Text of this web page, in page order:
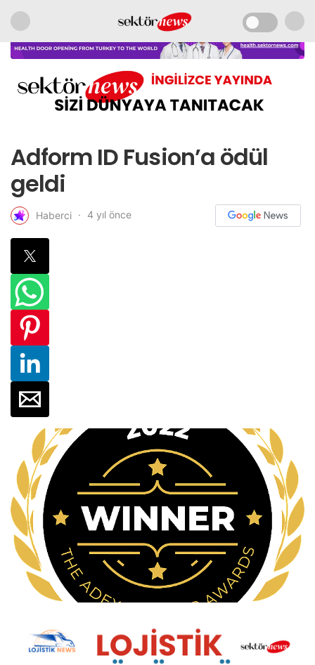
Adform ID Fusion’a ödül
geldi
Haberci 4 yıl önce